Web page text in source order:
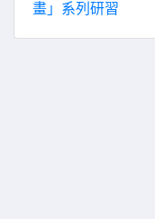
畫」系列研習